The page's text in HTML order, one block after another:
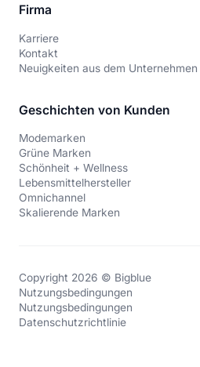
Firma
Karriere
Kontakt
Neuigkeiten aus dem Unternehmen
Geschichten von Kunden
Modemarken
Grüne Marken
Schönheit + Wellness
Lebensmittelhersteller
Omnichannel
Skalierende Marken
Copyright 2026 © Bigblue
Nutzungsbedingungen
Nutzungsbedingungen
Datenschutzrichtlinie